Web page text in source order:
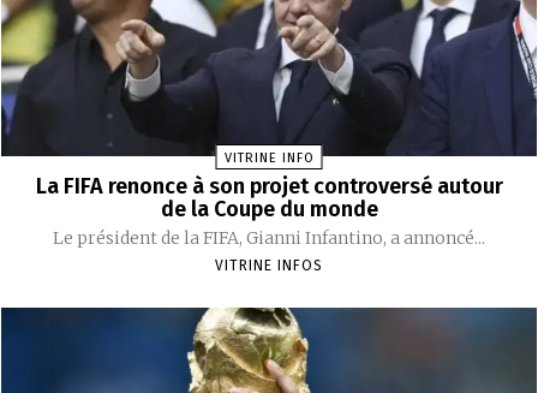
VITRINE INFO
La FIFA renonce à son projet controversé autour
de la Coupe du monde
Le président de la FIFA, Gianni Infantino, a annoncé...
VITRINE INFOS